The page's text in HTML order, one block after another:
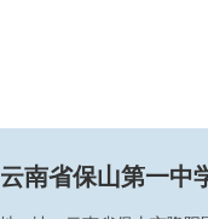
云南省保山第一中